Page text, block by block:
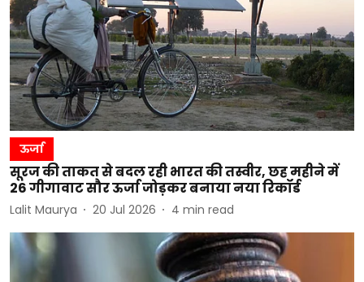
ऊर्जा
सूरज की ताकत से बदल रही भारत की तस्वीर, छह महीने में
26 गीगावाट सौर ऊर्जा जोड़कर बनाया नया रिकॉर्ड
Lalit Maurya 20 Jul 2026 4 min read